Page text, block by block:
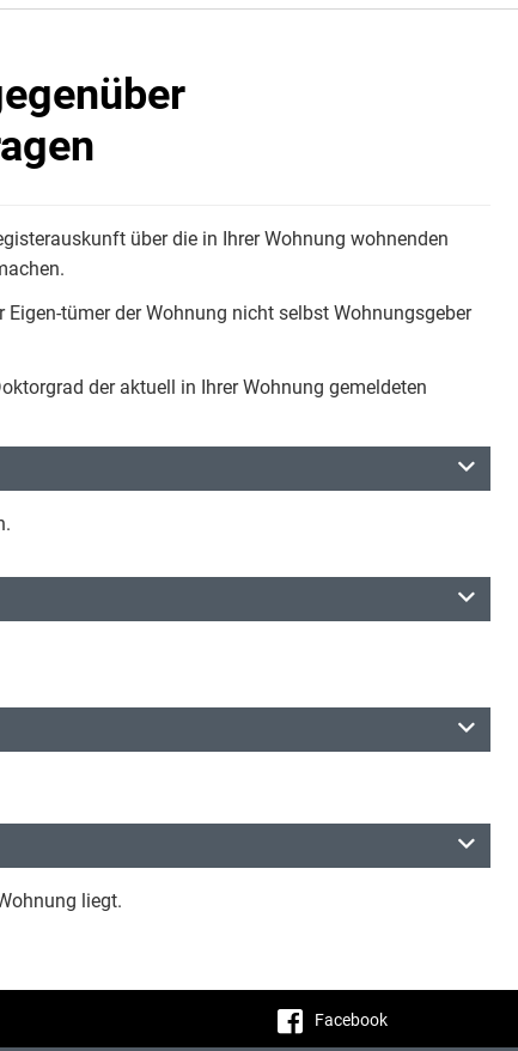
über die in Ihrer Wohnung wohnenden
tümer der Wohnung nicht selbst Wohnungsgeber
der aktuell in Ihrer Wohnung gemeldeten
liegt.
Facebook